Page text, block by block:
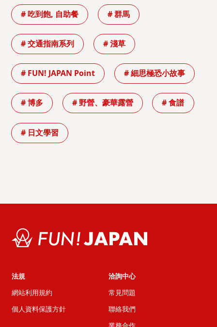
# 吃到飽, 自助餐 # 群馬
# 交通指南系列 # 淺草
# FUN! JAPAN Point # 細思極恐小故事
# 博多 # 野營、豪華露營 # 食譜
# 日文學習
法規
網站利用規約
個人資料保護方針
洽詢中心
常見問題
聯絡我們